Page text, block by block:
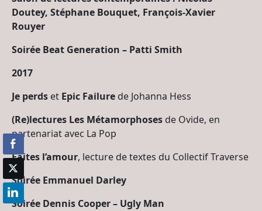
Doutey, Stéphane Bouquet, François-Xavier
Rouyer
Soirée Beat Generation – Patti Smith
2017
Je perds et Epic Failure de Johanna Hess
(Re)lectures Les Métamorphoses de Ovide, en
partenariat avec La Pop
Faites l’amour, lecture de textes du Collectif Traverse
Soirée Emmanuel Darley
Soirée Dennis Cooper – Ugly Man